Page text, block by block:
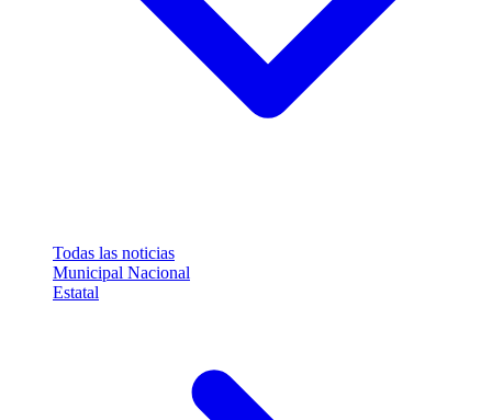
Todas las noticias
Municipal Nacional
Estatal